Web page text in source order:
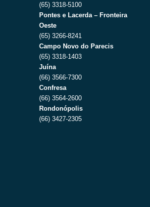
(65) 3318-5100
Pontes e Lacerda – Fronteira
Oeste
(65) 3266-8241
Campo Novo do Parecis
(65) 3318-1403
Juína
(66) 3566-7300
Confresa
(66) 3564-2600
Rondonópolis
(66) 3427-2305